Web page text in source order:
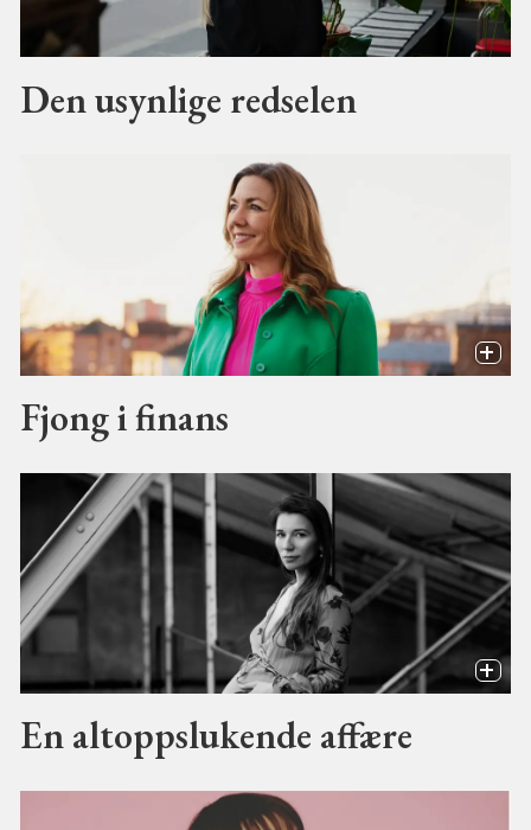
Den usynlige redselen
Fjong i finans
En altoppslukende affære